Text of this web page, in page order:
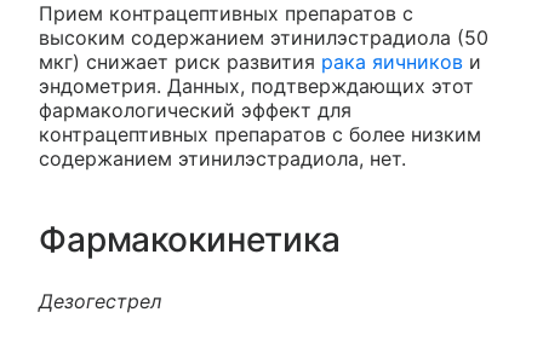
Прием контрацептивных препаратов с
высоким содержанием этинилэстрадиола (50
мкг) снижает риск развития рака яичников и
эндометрия. Данных, подтверждающих этот
фармакологический эффект для
контрацептивных препаратов с более низким
содержанием этинилэстрадиола, нет.
Фармакокинетика
Дезогестрел